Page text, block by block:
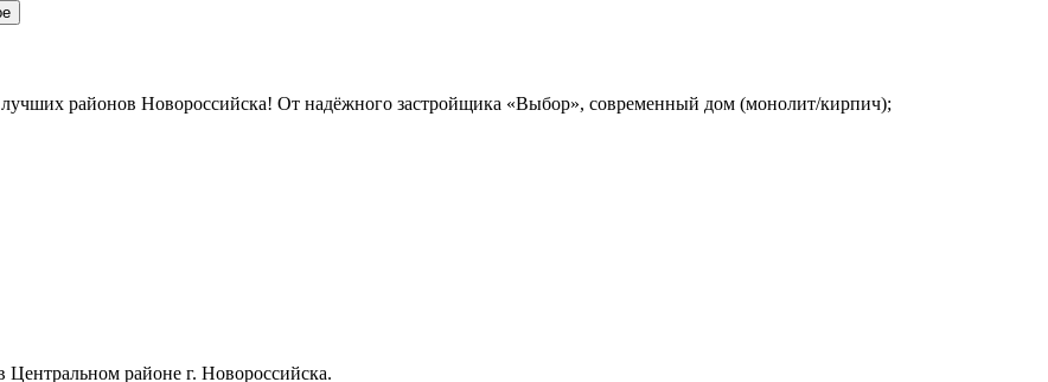
лучших районов Новороссийска! От надёжного застройщика «Выбор», современный дом (монолит/кирпич);
районе г. Новороссийска.